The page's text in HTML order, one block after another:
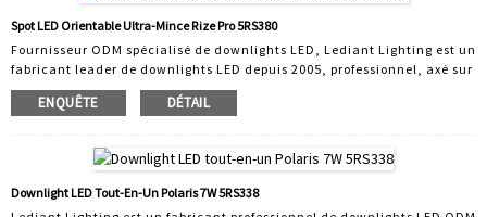
sont des produits finis et bénéficient de leur propre innovation.
Spot LED Orientable Ultra-Mince Rize Pro 5RS380
Fournisseur ODM spécialisé de downlights LED, Lediant Lighting est un
fabricant leader de downlights LED depuis 2005, professionnel, axé sur
la technologie et axé sur le client. Avec 30 collaborateurs en R&D,
Lediant s'adapte à votre marché. Nous concevons et fabriquons des
gamme comprend des downlights domestiques, des downlights
commerciaux et des downlights intelligents. Tous les produits Lediant
sont des produits finis et bénéficient de leur propre innovation.
ENQUÊTE DÉTAIL
Downlight LED Tout-En-Un Polaris 7W 5RS338